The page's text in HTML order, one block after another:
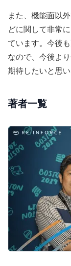
また、機能面以
どに関して非常
ています。今後
なので、今後よ
期待したいと思い
著者一覧